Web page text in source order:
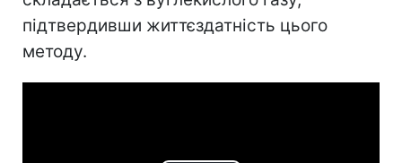
підтвердивши життєздатність цього
методу.